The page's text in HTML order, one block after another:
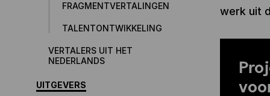
FRAGMENTVERTALINGEN
TALENTONTWIKKELING
VERTALERS UIT HET
NEDERLANDS
UITGEVERS
werk uit